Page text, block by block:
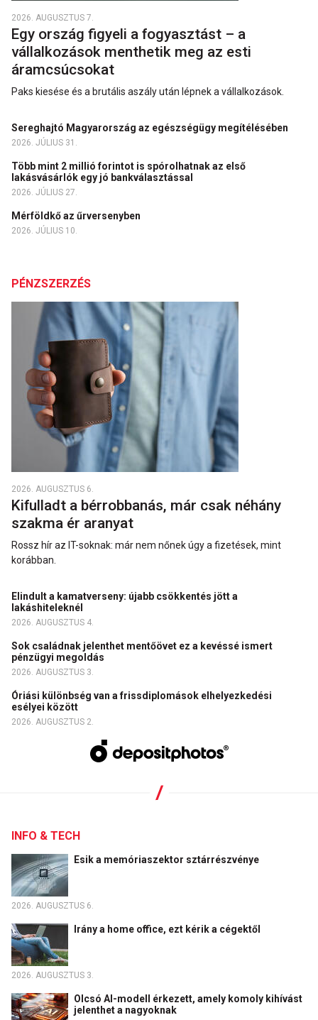
2026. AUGUSZTUS 7.
Egy ország figyeli a fogyasztást – a
vállalkozások menthetik meg az esti
áramcsúcsokat
Paks kiesése és a brutális aszály után lépnek a vállalkozások.
Sereghajtó Magyarország az egészségügy megítélésében
2026. JÚLIUS 31.
Több mint 2 millió forintot is spórolhatnak az első
lakásvásárlók egy jó bankválasztással
2026. JÚLIUS 27.
Mérföldkő az űrversenyben
2026. JÚLIUS 10.
PÉNZSZERZÉS
2026. AUGUSZTUS 6.
Kifulladt a bérrobbanás, már csak néhány
szakma ér aranyat
Rossz hír az IT-soknak: már nem nőnek úgy a fizetések, mint
korábban.
Elindult a kamatverseny: újabb csökkentés jött a
lakáshiteleknél
2026. AUGUSZTUS 4.
Sok családnak jelenthet mentőövet ez a kevéssé ismert
pénzügyi megoldás
2026. AUGUSZTUS 3.
Óriási különbség van a frissdiplomások elhelyezkedési
esélyei között
2026. AUGUSZTUS 2.
INFO & TECH
Esik a memóriaszektor sztárrészvénye
2026. AUGUSZTUS 6.
Irány a home office, ezt kérik a cégektől
2026. AUGUSZTUS 3.
Olcsó AI-modell érkezett, amely komoly kihívást
jelenthet a nagyoknak